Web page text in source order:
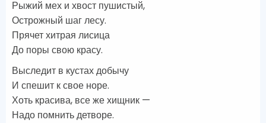
Рыжий мех и хвост пушистый,
Острожный шаг лесу.
Прячет хитрая лисица
До поры свою красу.
Выследит в кустах добычу
И спешит к свое норе.
Хоть красива, все же хищник —
Надо помнить детворе.